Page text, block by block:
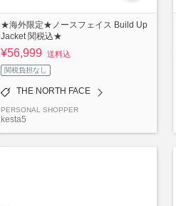
★海外限定★ノースフェイス Build Up
Jacket 関税込★
¥56,999 送料込
関税負担なし
THE NORTH FACE
PERSONAL SHOPPER
kesta5